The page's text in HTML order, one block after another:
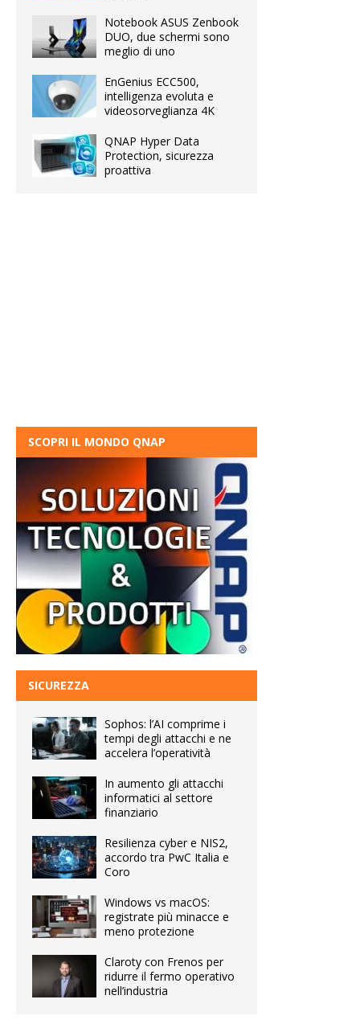
Notebook ASUS Zenbook
DUO, due schermi sono
meglio di uno
EnGenius ECC500,
intelligenza evoluta e
videosorveglianza 4K
QNAP Hyper Data
Protection, sicurezza
proattiva
SCOPRI IL MONDO QNAP
SICUREZZA
Sophos: l’AI comprime i
tempi degli attacchi e ne
accelera l’operatività
In aumento gli attacchi
informatici al settore
finanziario
Resilienza cyber e NIS2,
accordo tra PwC Italia e
Coro
Windows vs macOS:
registrate più minacce e
meno protezione
Claroty con Frenos per
ridurre il fermo operativo
nell’industria